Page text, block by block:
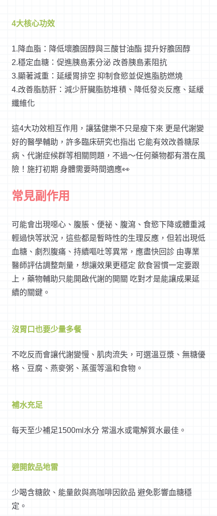
4大核心功效
1.降血脂：降低壞膽固醇與三酸甘油酯 提升好膽固醇
2.穩定血糖：促進胰島素分泌 改善胰島素阻抗
3.顯著減重：延緩胃排空 抑制食慾並促進脂肪燃燒
4.改善脂肪肝：減少肝臟脂肪堆積、降低發炎反應、延緩
纖維化
這4大功效相互作用，讓猛健樂不只是瘦下來 更是代謝變
好的醫學輔助，許多臨床研究也指出 它能有效改善糖尿
病、代謝症候群等相關問題，不過～任何藥物都有潛在風
險！施打初期 身體需要時間適應👀
常見副作用
可能會出現噁心、腹脹、便祕、腹瀉、食慾下降或體重減
輕過快等狀況，這些都是暫時性的生理反應，但若出現低
血糖、劇烈腹痛、持續嘔吐等異常，應盡快回診 由專業
醫師評估調整劑量，想讓效果更穩定 飲食習慣一定要跟
上，藥物輔助只能開啟代謝的開關 吃對才是能讓成果延
續的關鍵。
沒胃口也要少量多餐
不吃反而會讓代謝變慢、肌肉流失，可選溫豆漿、無糖優
格、豆腐、燕麥粥、蒸蛋等溫和食物。
補水充足
每天至少補足1500ml水分 常溫水或電解質水最佳。
避開飲品地雷
少喝含糖飲、能量飲與高咖啡因飲品 避免影響血糖穩
定。